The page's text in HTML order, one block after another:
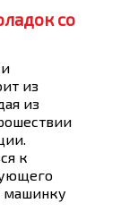
со
из
из
к
машинку